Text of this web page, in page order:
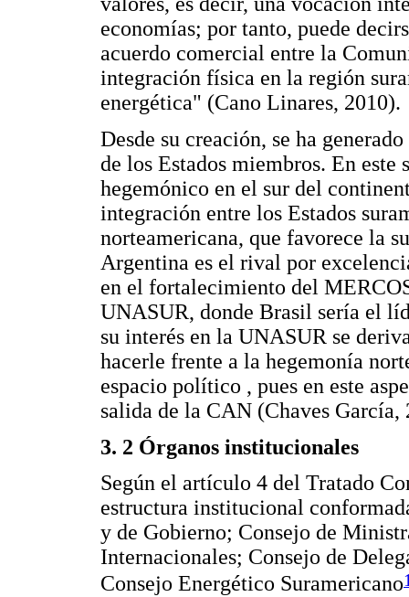
economías; por tanto, puede
acuerdo comercial entre la
integración física en la región
energética" (Cano Linares, 2010).
Desde su creación, se ha
de los Estados miembros. En
hegemónico en el sur del
integración entre los Estados
norteamericana, que favorece la
Argentina es el rival por
en el fortalecimiento del
UNASUR, donde Brasil sería el
su interés en la UNASUR se
hacerle frente a la hegemonía
espacio político , pues en este
salida de la CAN (Chaves García,
3. 2 Órganos institucionales
Según el artículo 4 del Tratado
estructura institucional
y de Gobierno; Consejo de
Internacionales; Consejo de
Consejo Energético Suramericano